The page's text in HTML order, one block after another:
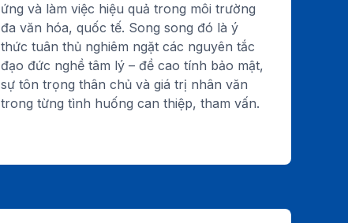
ứng và làm việc hiệu quả trong môi trường
đa văn hóa, quốc tế. Song song đó là ý
thức tuân thủ nghiêm ngặt các nguyên tắc
đạo đức nghề tâm lý – đề cao tính bảo mật,
sự tôn trọng thân chủ và giá trị nhân văn
trong từng tình huống can thiệp, tham vấn.